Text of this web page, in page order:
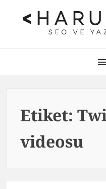
HARUN
SEO ve
Etiket:
videosu